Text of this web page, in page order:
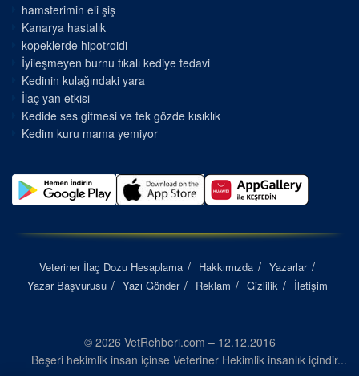
hamsterimin eli şiş
Kanarya hastalık
kopeklerde hipotroidi
İyileşmeyen burnu tıkalı kediye tedavi
Kedinin kulağındaki yara
İlaç yan etkisi
Kedide ses gitmesi ve tek gözde kısıklık
Kedim kuru mama yemiyor
Veteriner İlaç Dozu Hesaplama Hakkımızda
Yazarlar
Yazar Başvurusu
Yazı Gönder Reklam Gizlilik İletişim
© 2026 VetRehberi.com – 12.12.2016
Beşeri hekimlik insan içinse Veteriner Hekimlik insanlık içindir...